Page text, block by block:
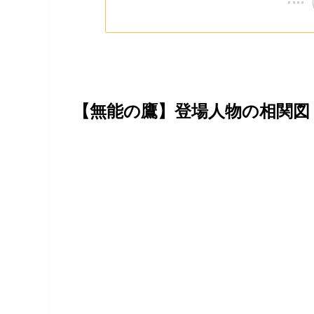
【無能の鷹】登場人物の相関図